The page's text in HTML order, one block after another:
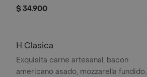
cebolla caramelizada.
$ 34.900
H Clasica
Exquisita carne artesanal, bacon
americano asado, mozzarella fundido